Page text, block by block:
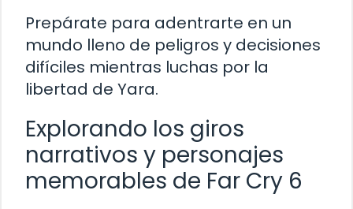
Prepárate para adentrarte en un
mundo lleno de peligros y decisiones
difíciles mientras luchas por la
libertad de Yara.
Explorando los giros
narrativos y personajes
memorables de Far Cry 6